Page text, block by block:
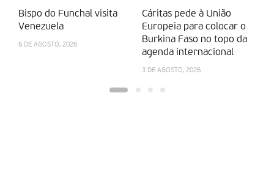
Bispo do Funchal visita
Venezuela
6 DE AGOSTO, 2026
Cáritas pede à União
Europeia para colocar o
Burkina Faso no topo da
agenda internacional
3 DE AGOSTO, 2026